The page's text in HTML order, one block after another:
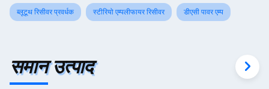
ब्लूटूथ रिसीवर प्रवर्धक स्टीरियो एम्पलीफायर रिसीवर डीएसी पावर एम्प
समान उत्पाद